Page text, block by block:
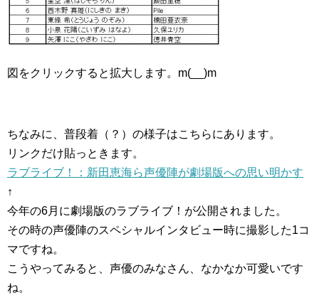
図をクリックすると拡大します。m(__)m
ちなみに、普段着（？）の様子はこちらにあります。
リンクだけ貼っときます。
ラブライブ！：新田恵海ら声優陣が劇場版への思い明かす
↑
今年の6月に劇場版のラブライブ！が公開されました。
その時の声優陣のスペシャルインタビュー時に撮影した1コ
マですね。
こうやってみると、声優のみなさん、なかなか可愛いです
ね。